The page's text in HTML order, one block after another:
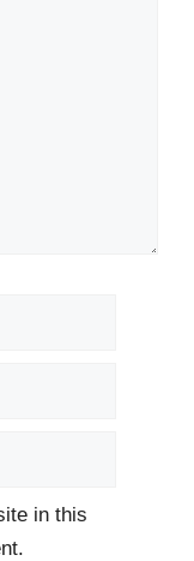
in this